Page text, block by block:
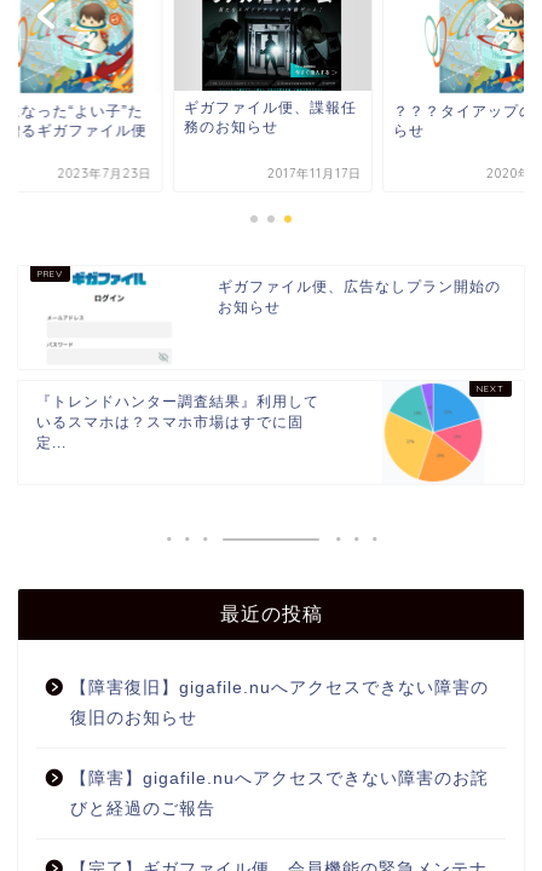
になった“よい子”た
贈るギガファイル便
2023年7月23日
ギガファイル便、諜報任
務のお知らせ
2017年11月17日
？？？タイアップの
らせ
2020年1
ギガファイル便、広告なしプラン開始の
お知らせ
『トレンドハンター調査結果』利用して
いるスマホは？スマホ市場はすでに固
定...
最近の投稿
【障害復旧】gigafile.nuへアクセスできない障害の
復旧のお知らせ
【障害】gigafile.nuへアクセスできない障害のお詫
びと経過のご報告